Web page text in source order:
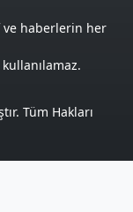
ve haberlerin her
Tüm Hakları